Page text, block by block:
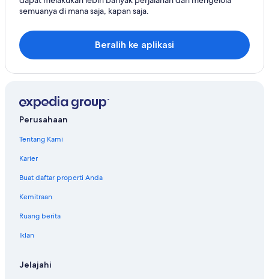
semuanya di mana saja, kapan saja.
Beralih ke aplikasi
Perusahaan
Tentang Kami
Karier
Buat daftar properti Anda
Kemitraan
Ruang berita
Iklan
Jelajahi